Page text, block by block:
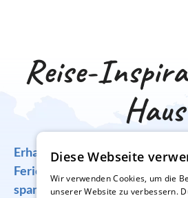
Reise-
Haus
Erhalten Sie regelmäßig
Ferienunterkünfte, tolle
spannende Reisetipps!
Diese Webseite
Wir verwenden Cookies, um die
unserer Website zu verbessern.